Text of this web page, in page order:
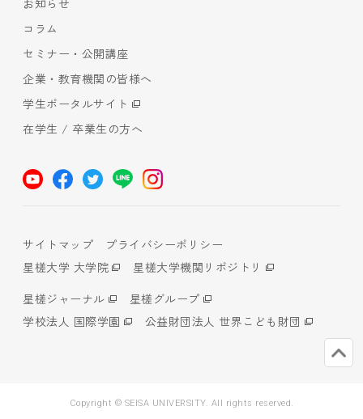
コラム
セミナー・公開講座
企業・教育機関の皆様へ
学生ポータルサイト
在学生 / 卒業生の方へ
サイトマップ
プライバシーポリシー
星槎大学 大学院
星槎大学機関リポジトリ
星槎ジャーナル
星槎グループ
学校法人 国際学園
公益財団法人 世界こども財団
Copyright © SEISA UNIVERSITY. All rights reserved.